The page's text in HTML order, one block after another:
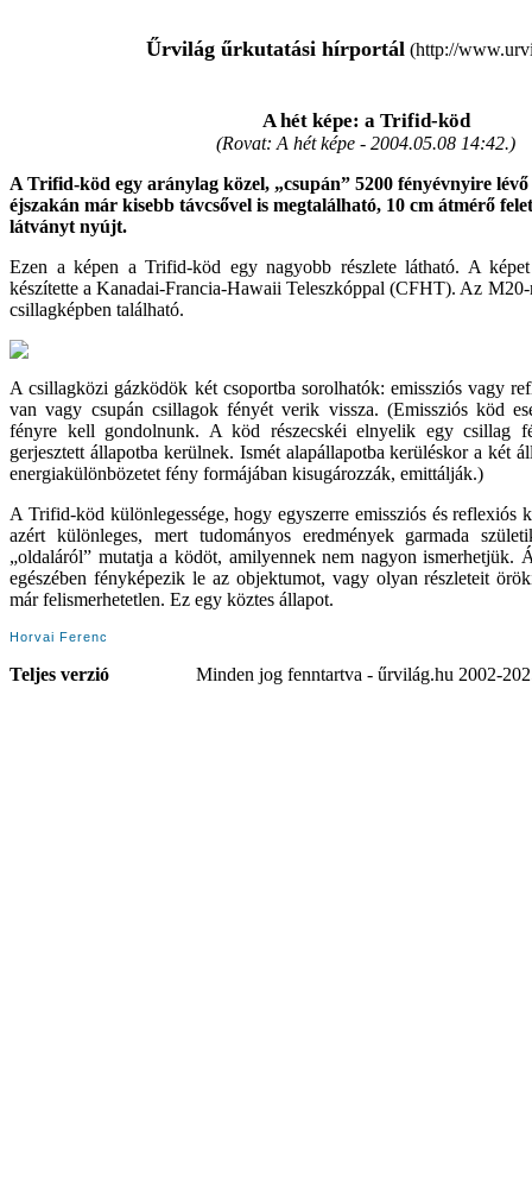
Űrvilág űrkutatási hírportál (http://
A hét képe: a Trifid-köd
(Rovat: A hét képe - 2004.05.08 14:42.)
A Trifid-köd egy aránylag közel, „csupán” 5200 fényévnyire
éjszakán már kisebb távcsővel is megtalálható, 10 cm átmérő
látványt nyújt.
Ezen a képen a Trifid-köd egy nagyobb részlete látható. A képet
készítette a Kanadai-Francia-Hawaii Teleszkóppal (CFHT). Az
csillagképben található.
A csillagközi gázködök két csoportba sorolhatók: emissziós vagy
van vagy csupán csillagok fényét verik vissza. (Emissziós köd
fényre kell gondolnunk. A köd részecskéi elnyelik egy csillag
gerjesztett állapotba kerülnek. Ismét alapállapotba kerüléskor a két
energiakülönbözetet fény formájában kisugározzák, emittálják.)
A Trifid-köd különlegessége, hogy egyszerre emissziós és reflexiós
azért különleges, mert tudományos eredmények garmada
„oldaláról” mutatja a ködöt, amilyennek nem nagyon ismerhetjük.
egészében fényképezik le az objektumot, vagy olyan részleteit
már felismerhetetlen. Ez egy köztes állapot.
Horvai Ferenc
Teljes verzió Minden jog fenntartva - űrvilág.hu 2002-